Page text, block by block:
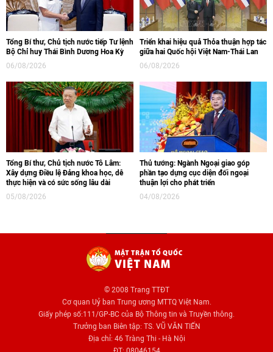
Tổng Bí thư, Chủ tịch nước tiếp Tư lệnh
Bộ Chỉ huy Thái Bình Dương Hoa Kỳ
06/08/2026
Triển khai hiệu quả Thỏa thuận hợp tác
giữa hai Quốc hội Việt Nam-Thái Lan
06/08/2026
Tổng Bí thư, Chủ tịch nước Tô Lâm:
Xây dựng Điều lệ Đảng khoa học, dễ
thực hiện và có sức sống lâu dài
05/08/2026
Thủ tướng: Ngành Ngoại giao góp
phần tạo dựng cục diện đối ngoại
thuận lợi cho phát triển
04/08/2026
© 2008 Trang TTĐT
Cơ quan Uỷ ban Trung ương MTTQ Việt Nam.
Giấy phép số:111/GP-BC của Bộ Thông tin và Truyền thông.
Trưởng ban Biên tập: TS. VŨ VĂN TIẾN
Địa chỉ: 46 Tràng Thi - Hà Nội